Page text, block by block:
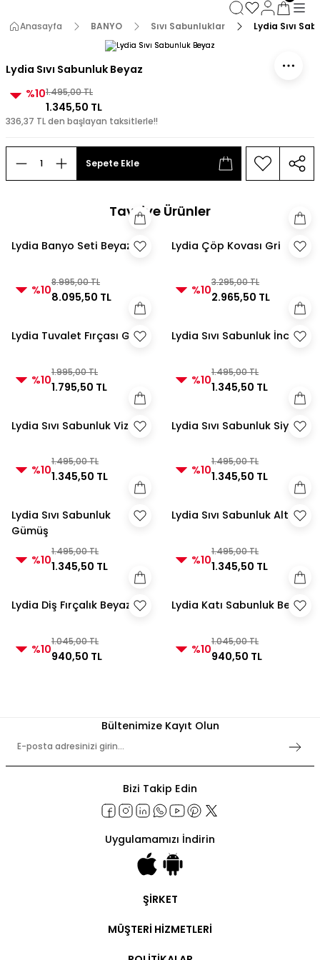
3000 TL ve Üzeri Alışverişlerde Kargo Bedava! 2
3000 TL ve Üzeri Alışverişlerde Kargo Bedava!
3000 TL ve Üzeri Alışverişlerde Kargo Bedava!
Anasayfa BANYO Sıvı Sabunluklar Lydia Sıvı
Lydia Sıvı Sabunluk Beyaz
%101.495,00 TL
1.345,50 TL
336,37 TL den başlayan taksitlerle!!
Sepete Ekle
Tavsiye Ürünler
Lydia Banyo Seti Beyaz
%10
8.995,00 TL
8.095,50 TL
Lydia Çöp Kovası Gri
%10
3.295,00 TL
2.965,50 TL
Lydia Tuvalet Fırçası Gri
%10
1.995,00 TL
1.795,50 TL
Lydia Sıvı Sabunluk İnci
%10
1.495,00 TL
1.345,50 TL
Lydia Sıvı Sabunluk Vizon
%10
1.495,00 TL
1.345,50 TL
Lydia Sıvı Sabunluk Siyah
%10
1.495,00 TL
1.345,50 TL
Lydia Sıvı Sabunluk
Gümüş
%10
1.495,00 TL
1.345,50 TL
Lydia Sıvı Sabunluk Altın
%10
1.495,00 TL
1.345,50 TL
Lydia Diş Fırçalık Beyaz
%10
1.045,00 TL
940,50 TL
Lydia Katı Sabunluk Beyaz
%10
1.045,00 TL
940,50 TL
Bültenimize Kayıt Olun
Bizi Takip Edin
Uygulamamızı İndirin
ŞİRKET
Hakkımızda
MÜŞTERİ HİZMETLERİ